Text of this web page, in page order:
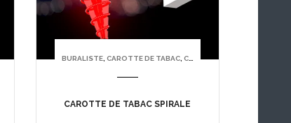
BURALISTE, CAROTTE DE TABAC, CAROTTE SANS MENTION TABAC
CAROTTE DE TABAC SPIRALE